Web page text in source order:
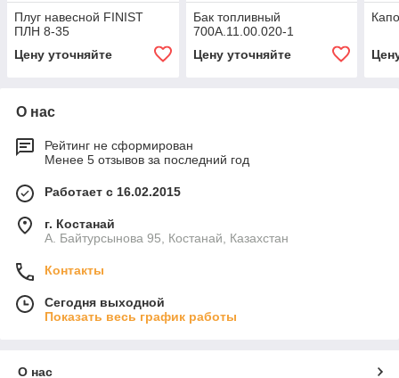
Плуг навесной FINIST
ПЛН 8-35
Цену уточняйте
Бак топливный
700А.11.00.020-1
Цену уточняйте
О нас
Рейтинг не сформирован
Менее 5 отзывов за последний год
Работает с 16.02.2015
г. Костанай
А. Байтурсынова 95, Костанай, Казахстан
Контакты
Сегодня выходной
Показать весь график работы
О нас